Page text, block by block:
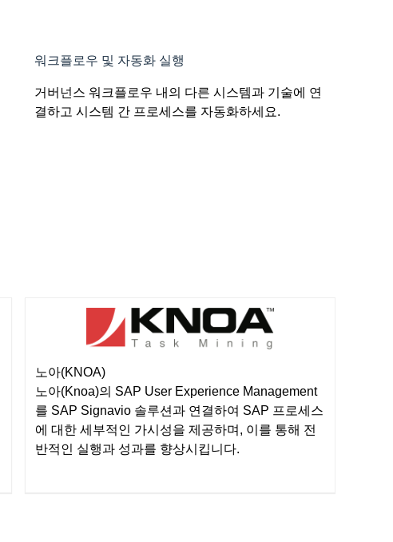
워크플로우 및 자동화 실행
거버넌스 워크플로우 내의 다른 시스템과 기술에 연
결하고 시스템 간 프로세스를 자동화하세요.
노아(KNOA)
노아(Knoa)의 SAP User Experience Management
를 SAP Signavio 솔루션과 연결하여 SAP 프로세스
에 대한 세부적인 가시성을 제공하며, 이를 통해 전
반적인 실행과 성과를 향상시킵니다.